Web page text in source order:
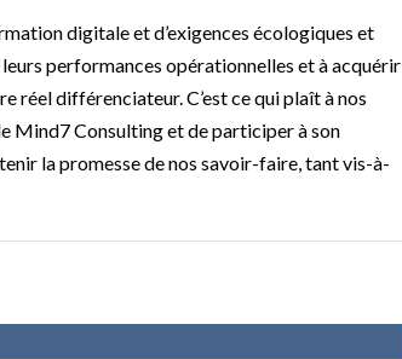
digitale et d’exigences écologiques et
performances opérationnelles et à acquérir
réel différenciateur. C’est ce qui plaît à nos
Mind7 Consulting et de participer à son
la promesse de nos savoir-faire, tant vis-à-